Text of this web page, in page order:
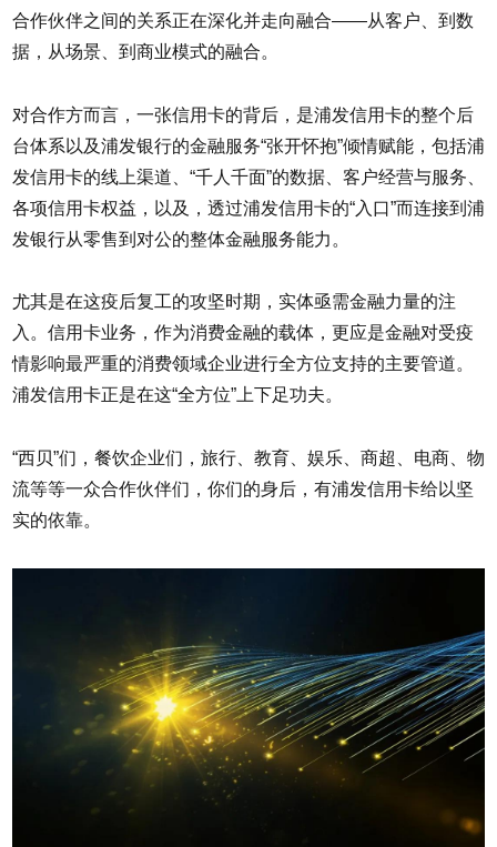
合作伙伴之间的关系正在深化并走向融合——从客户、到数
据，从场景、到商业模式的融合。
对合作方而言，一张信用卡的背后，是浦发信用卡的整个后
台体系以及浦发银行的金融服务“张开怀抱”倾情赋能，包括浦
发信用卡的线上渠道、“千人千面”的数据、客户经营与服务、
各项信用卡权益，以及，透过浦发信用卡的“入口”而连接到浦
发银行从零售到对公的整体金融服务能力。
尤其是在这疫后复工的攻坚时期，实体亟需金融力量的注
入。信用卡业务，作为消费金融的载体，更应是金融对受疫
情影响最严重的消费领域企业进行全方位支持的主要管道。
浦发信用卡正是在这“全方位”上下足功夫。
“西贝”们，餐饮企业们，旅行、教育、娱乐、商超、电商、物
流等等一众合作伙伴们，你们的身后，有浦发信用卡给以坚
实的依靠。